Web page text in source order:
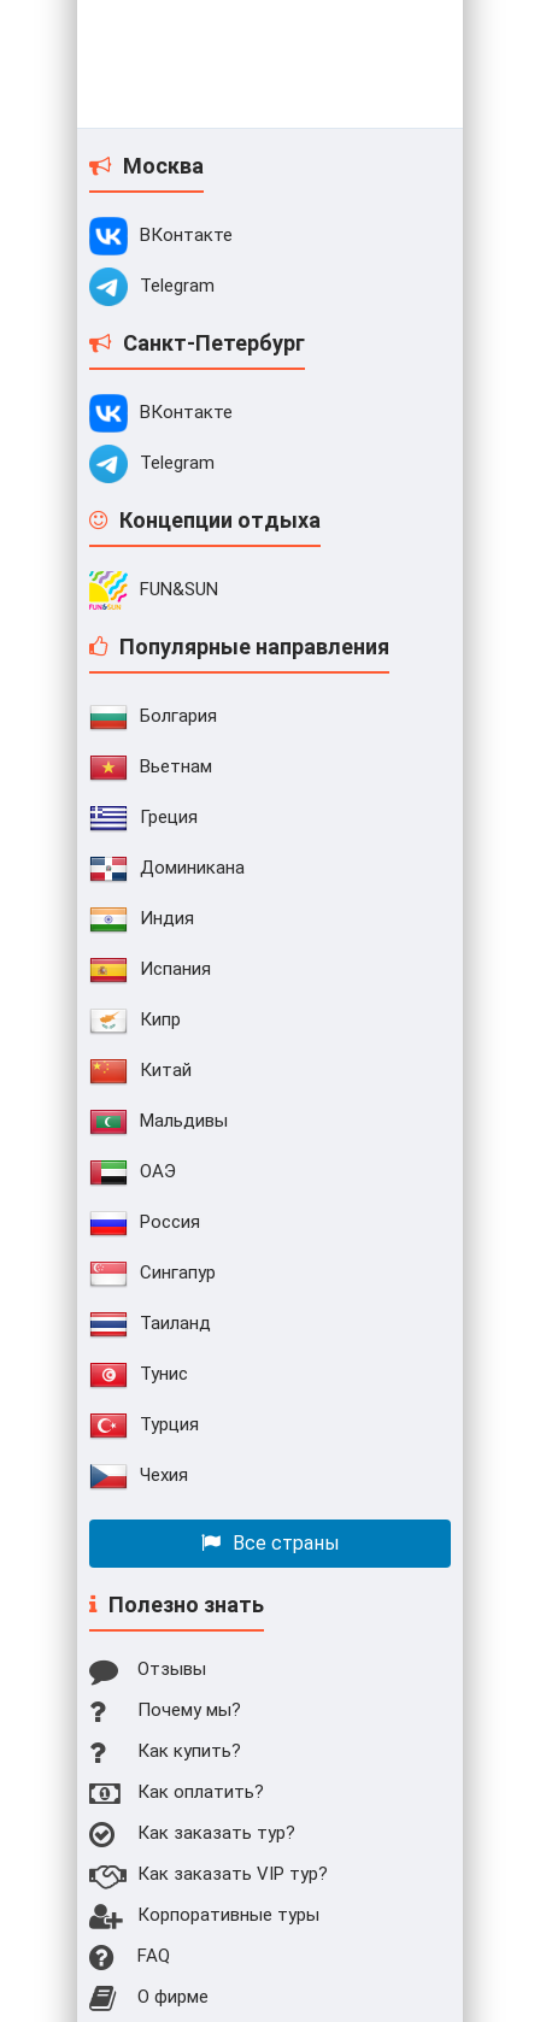
Москва
ВКонтакте
Telegram
Санкт-Петербург
ВКонтакте
Telegram
Концепции отдыха
FUN&SUN
Популярные направления
Болгария
Вьетнам
Греция
Доминикана
Индия
Испания
Кипр
Китай
Мальдивы
ОАЭ
Россия
Сингапур
Таиланд
Тунис
Турция
Чехия
Все страны
Полезно знать
Отзывы
Почему мы?
Как купить?
Как оплатить?
Как заказать тур?
Как заказать VIP тур?
Корпоративные туры
FAQ
О фирме